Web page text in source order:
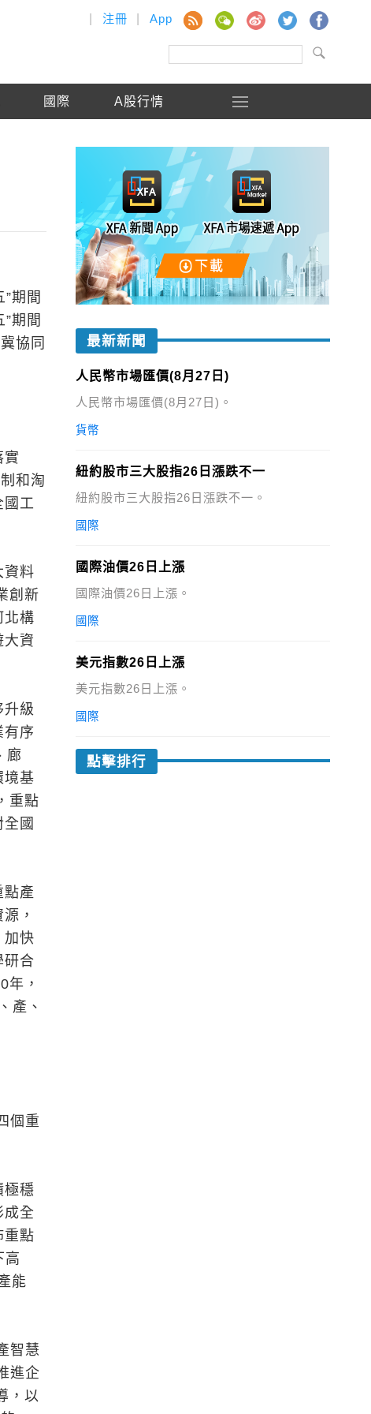
注冊 App
國際 A股行情
期間
期間
協同
實
和淘
國工
資料
創新
北構
大資
升級
有序
廊
境基
重點
國
點產
，
加快
研合
年，
產、
個重
極穩
成全
重點
高
能
智慧
進企
，以
最新新聞
人民幣市場匯價(8月27日)
人民幣市場匯價(8月27日)。
貨幣
紐約股市三大股指26日漲跌不一
紐約股市三大股指26日漲跌不一。
國際
國際油價26日上漲
國際油價26日上漲。
國際
美元指數26日上漲
美元指數26日上漲。
國際
點擊排行